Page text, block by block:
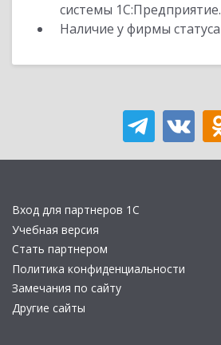
системы 1С:Предприятие.
Наличие у фирмы статуса
Вход для партнеров 1С
Учебная версия
Стать партнером
Политика конфиденциальности
Замечания по сайту
Другие сайты